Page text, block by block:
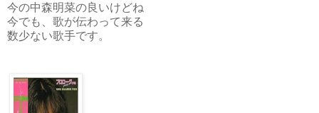
今の中森明菜の良いけどね
今でも、歌が伝わって来る
数少ない歌手です。